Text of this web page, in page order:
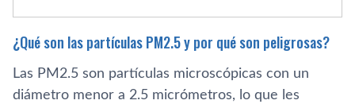
¿Qué son las partículas PM2.5 y por qué son peligrosas?
Las PM2.5 son partículas microscópicas con un
diámetro menor a 2.5 micrómetros, lo que les